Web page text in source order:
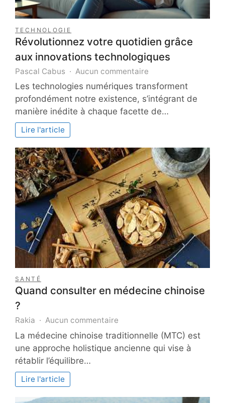
TECHNOLOGIE
Révolutionnez votre quotidien grâce
aux innovations technologiques
Pascal Cabus Aucun commentaire
Révolutionnez
votre
quotidien
grâce
technologiques
Les technologies numériques transforment
profondément notre existence, s’intégrant de
manière inédite à chaque facette de…
Lire l'article
SANTÉ
Quand consulter en médecine chinoise
?
Rakia Aucun commentaire
Quand
consulter
en
La médecine chinoise traditionnelle (MTC) est
une approche holistique ancienne qui vise à
rétablir l’équilibre…
Lire l'article